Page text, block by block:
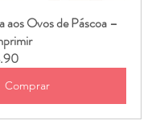
aos Ovos de Páscoa –
Comprar